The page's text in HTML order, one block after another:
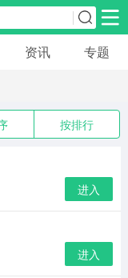
安卓游戏
破解游戏
资讯 专题
按排行
进入
进入